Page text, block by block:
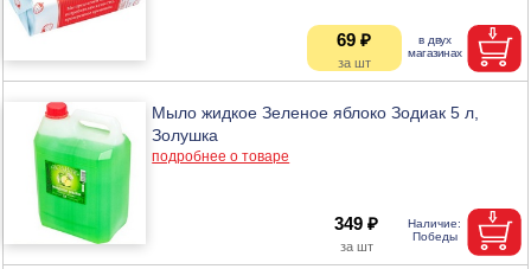
69 ₽
Мыло жидкое Зеленое яблоко Зодиак 5 л,
Золушка
подробнее о товаре
349 ₽